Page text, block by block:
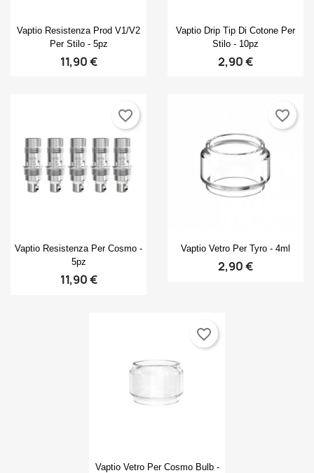
Anteprima
Vaptio Resistenza Prod V1/V2
Per Stilo - 5pz
11,90 €
Anteprima
Vaptio Drip Tip Di Cotone Per
Stilo - 10pz
2,90 €
Anteprima
Vaptio Resistenza Per Cosmo -
5pz
11,90 €
favorite_border
Anteprima
Vaptio Vetro Per Tyro - 4ml
2,90 €
favorite_border
Anteprima
Vaptio Vetro Per Cosmo Bulb -
favorite_border